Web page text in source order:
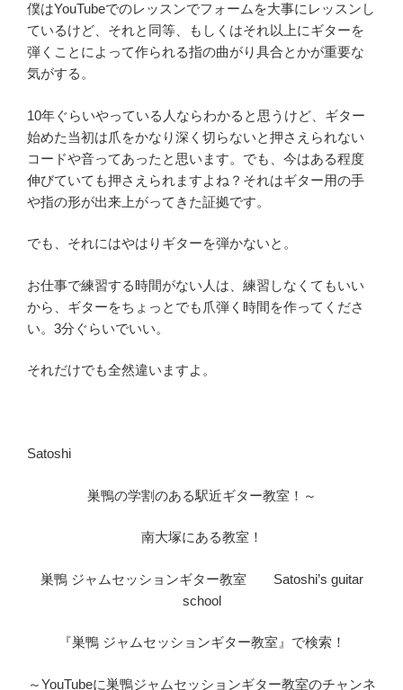
僕はYouTubeでのレッスンでフォームを大事にレッスンし
ているけど、それと同等、もしくはそれ以上にギターを
弾くことによって作られる指の曲がり具合とかが重要な
気がする。
10年ぐらいやっている人ならわかると思うけど、ギター
始めた当初は爪をかなり深く切らないと押さえられない
コードや音ってあったと思います。でも、今はある程度
伸びていても押さえられますよね？それはギター用の手
や指の形が出来上がってきた証拠です。
でも、それにはやはりギターを弾かないと。
お仕事で練習する時間がない人は、練習しなくてもいい
から、ギターをちょっとでも爪弾く時間を作ってくださ
い。3分ぐらいでいい。
それだけでも全然違いますよ。
Satoshi
巣鴨の学割のある駅近ギター教室！～
南大塚にある教室！
巣鴨 ジャムセッションギター教室 Satoshi’s guitar
school
『巣鴨 ジャムセッションギター教室』で検索！
～YouTubeに巣鴨ジャムセッションギター教室のチャンネ